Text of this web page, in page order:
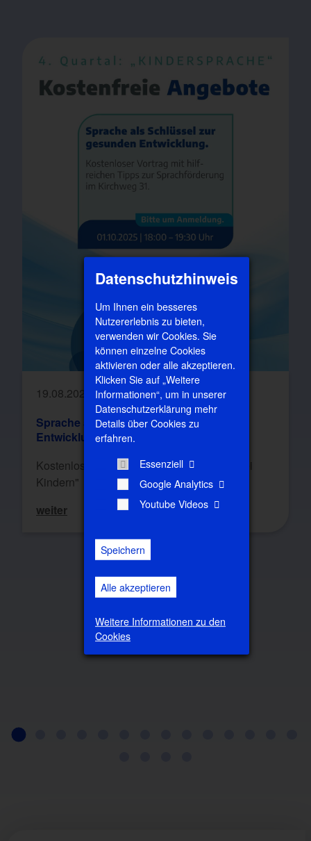
19.08.2025
Sprache als Schlüssel zur gesunden
Entwicklung
Kostenloser Vortrag "Sprachentwicklung bei
Kindern"
weiter
Datenschutzhinweis
Um Ihnen ein besseres
Nutzererlebnis zu bieten,
verwenden wir Cookies. Sie
können einzelne Cookies
aktivieren oder alle akzeptieren.
Klicken Sie auf „Weitere
Informationen“, um in unserer
Datenschutzerklärung mehr
Details über Cookies zu
erfahren.
Essenziell
Google Analytics
Youtube Videos
Speichern
Alle akzeptieren
Weitere Informationen zu den
Cookies